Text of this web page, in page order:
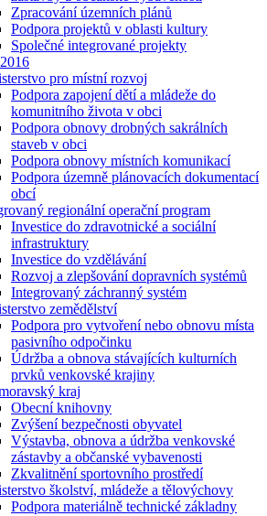
Zpracování územních plánů
Podpora projektů v oblasti kultury
Společné integrované projekty
pro místní rozvoj
Podpora zapojení dětí a mládeže do
komunitního života v obci
Podpora obnovy drobných sakrálních
staveb v obci
Podpora obnovy místních komunikací
Podpora územně plánovacích dokumentací
obcí
regionální operační program
Investice do zdravotnické a sociální
infrastruktury
Investice do vzdělávání
Rozvoj a zlepšování dopravních systémů
Integrovaný záchranný systém
zemědělství
Podpora pro vytvoření nebo obnovu místa
pasivního odpočinku
Údržba a obnova stávajících kulturních
prvků venkovské krajiny
kraj
Obecní knihovny
Zvýšení bezpečnosti obyvatel
Výstavba, obnova a údržba venkovské
zástavby a občanské vybavenosti
Zkvalitnění sportovního prostředí
školství, mládeže a tělovýchovy
Podpora materiálně technické základny